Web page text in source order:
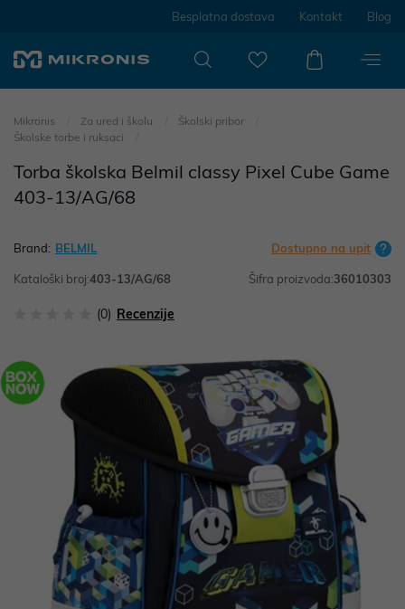
Besplatna dostava Kontakt Blog
Mikronis Za ured i školu
Školski pribor
Školske torbe i ruksaci
Torba školska Belmil classy Pixel Cube Game
403-13/AG/68
Brand: BELMIL Dostupno na upit
Kataloški broj:403-13/AG/68 Šifra proizvoda:36010303
(0) Recenzije